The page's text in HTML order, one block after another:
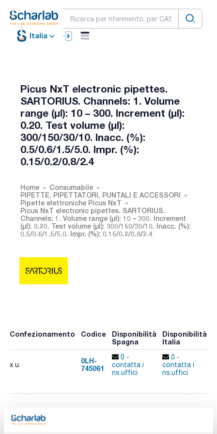
Italia
Picus NxT electronic pipettes.
SARTORIUS. Channels: 1. Volume
range (µl): 10 – 300. Increment (µl):
0.20. Test volume (µl):
300/150/30/10. Inacc. (%):
0.5/0.6/1.5/5.0. Impr. (%):
0.15/0.2/0.8/2.4
Home
Consumabile
PIPETTE, PIPETTATORI, PUNTALI E ACCESSORI
Pipette elettroniche Picus NxT
Picus NxT electronic pipettes. SARTORIUS.
Channels: 1. Volume range (µl): 10 – 300. Increment
(µl): 0.20. Test volume (µl): 300/150/30/10. Inacc. (%):
0.5/0.6/1.5/5.0. Impr. (%): 0.15/0.2/0.8/2.4
Confezionamento Codice
Disponibilità
Spagna
Disponibilità
Italia
x u.
0LH-
745061
0 -
contatta i
ns.uffici
0 -
contatta i
ns.uffici
Stampa pagina prodotto
Caratteristiche